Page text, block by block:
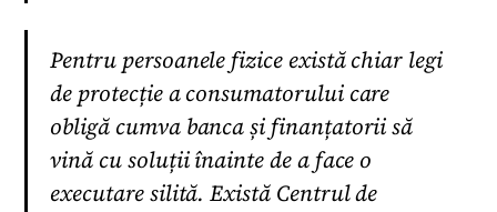
Pentru persoanele fizice există chiar legi
de protecție a consumatorului care
obligă cumva banca și finanțatorii să
vină cu soluții înainte de a face o
executare silită. Există Centrul de